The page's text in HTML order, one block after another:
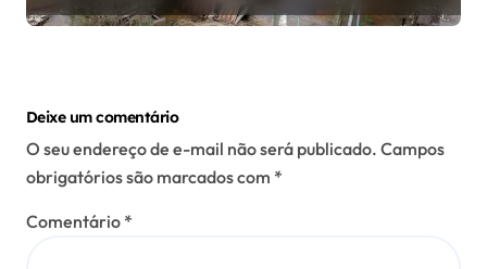
Deixe um comentário
O seu endereço de e-mail não será publicado. Campos
obrigatórios são marcados com *
Comentário *